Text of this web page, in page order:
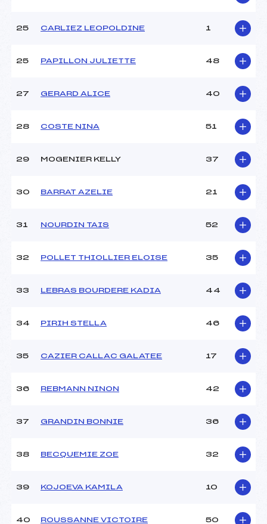
25 CARLIEZ LEOPOLDINE 1
25 PAPILLON JULIETTE 48
27 GERARD ALICE 40
28 COSTE NINA 51
29 MOGENIER KELLY 37
30 BARRAT AZELIE 21
31 NOURDIN TAIS 52
32 POLLET THIOLLIER ELOISE 35
33 LEBRAS BOURDERE KADIA 44
34 PIRIH STELLA 46
35 CAZIER CALLAC GALATEE 17
36 REBMANN NINON 42
37 GRANDIN BONNIE 36
38 BECQUEMIE ZOE 32
39 KOJOEVA KAMILA 10
40 ROUSSANNE VICTOIRE 50